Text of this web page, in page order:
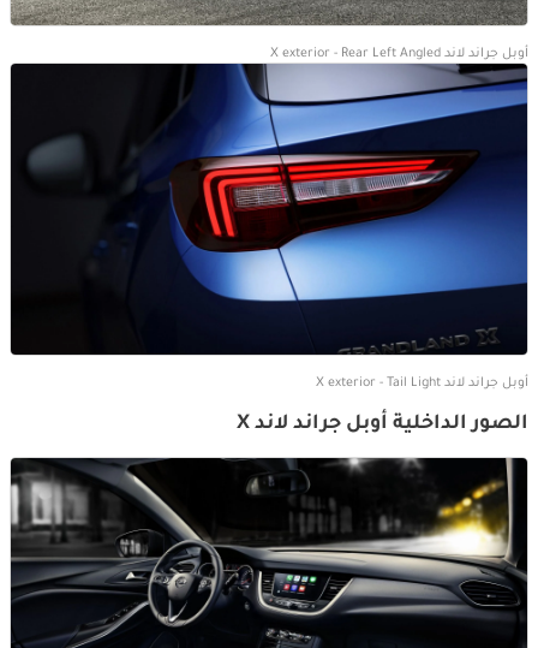
أوبل جراند لاند X exterior - Rear Left Angled
أوبل جراند لاند X exterior - Tail Light
الصور الداخلية أوبل جراند لاند X